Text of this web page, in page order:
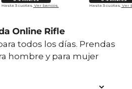
Hasta 3 cuotas. Ver bancos.
Hasta 3 cuotas. Ver
Online Rifle
todos los días. Prendas
hombre y para mujer